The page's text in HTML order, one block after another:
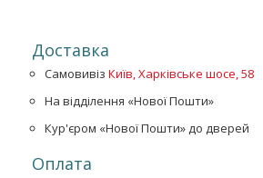
Доставка
Самовивіз Київ, Харківське шосе, 58
На відділення «Нової Пошти»
Кур'єром «Нової Пошти» до дверей
Оплата